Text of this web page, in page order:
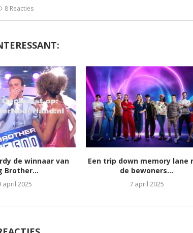
8 Reacties
de winnaar van
Brother...
april 2025
Een trip down memory lane
de bewoners...
7 april 2025